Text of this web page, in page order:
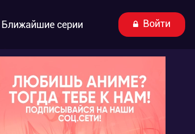
Ближайшие серии Войти